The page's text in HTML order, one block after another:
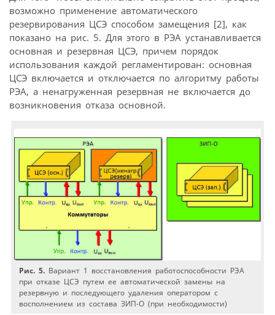
возможно применение автоматического
резервирования ЦСЭ способом замещения [2], как
показано на рис. 5. Для этого в РЭА устанавливается
основная и резервная ЦСЭ, причем порядок
использования каждой регламентирован: основная
ЦСЭ включается и отключается по алгоритму работы
РЭА, а ненагруженная резервная не включается до
возникновения отказа основной.
Рис. 5. Вариант 1 восстановления работоспособности РЭА
при отказе ЦСЭ путем ее автоматической замены на
резервную и последующего удаления оператором с
восполнением из состава ЗИП-О (при необходимости)